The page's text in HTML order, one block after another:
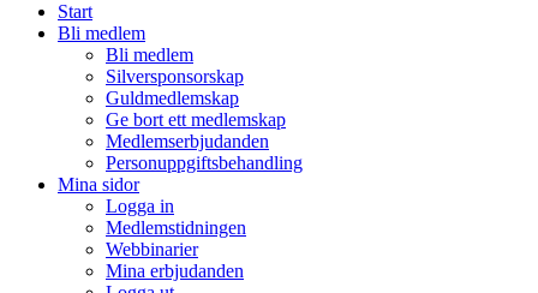
Start
Bli medlem
Bli medlem
Silversponsorskap
Guldmedlemskap
Ge bort ett medlemskap
Medlemserbjudanden
Personuppgiftsbehandling
Mina sidor
Logga in
Medlemstidningen
Webbinarier
Mina erbjudanden